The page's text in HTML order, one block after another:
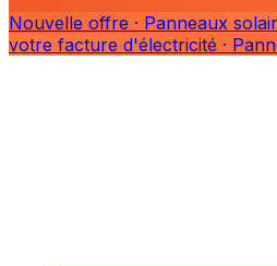
Nouvelle offre · Panneaux
votre facture d'électricité ·